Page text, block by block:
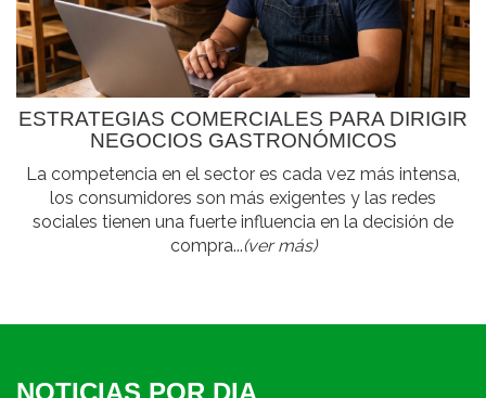
ESTRATEGIAS COMERCIALES PARA DIRIGIR
NEGOCIOS GASTRONÓMICOS
La competencia en el sector es cada vez más intensa,
los consumidores son más exigentes y las redes
sociales tienen una fuerte influencia en la decisión de
compra...(ver más)
NOTICIAS POR DIA